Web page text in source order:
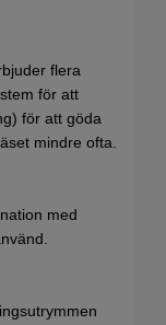
flera
för att
för att göda
mindre ofta.
med